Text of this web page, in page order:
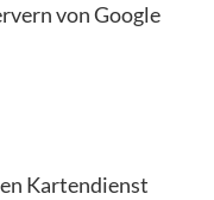
von Google
Kartendienst